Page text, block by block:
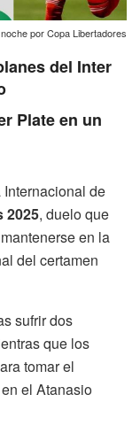
por Copa Libertadores
del Inter
Plate en un
de
2025, duelo que
en la
del certamen
sufrir dos
que los
tomar el
el Atanasio